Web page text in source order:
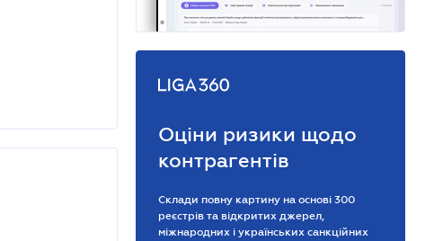
Оціни ризики щодо
контрагентів
Склади повну картину на основі 300
реєстрів та відкритих джерел,
міжнародних і українських санкційних